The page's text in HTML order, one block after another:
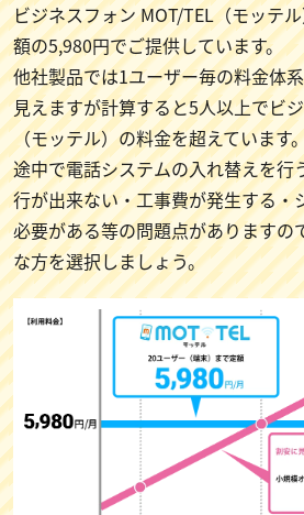
ビジネスフォン MOT/TEL（モッテ
額の5,980円でご提供しています。
他社製品では1ユーザー毎の料金体
見えますが計算すると5人以上でビ
（モッテル）の料金を超えています
途中で電話システムの入れ替えを行
行が出来ない・工事費が発生する・
必要がある等の問題点がありますの
な方を選択しましょう。